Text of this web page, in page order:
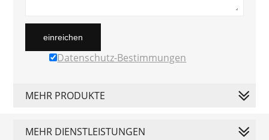
einreichen
Datenschutz-Bestimmungen
MEHR PRODUKTE
MEHR DIENSTLEISTUNGEN